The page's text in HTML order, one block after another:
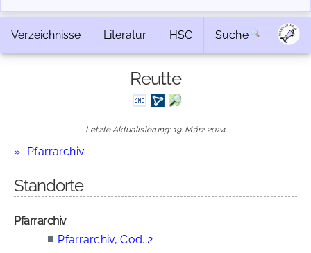
Verzeichnisse Literatur HSC Suche
Reutte
Letzte Aktualisierung: 19. März 2024
Pfarrarchiv
Standorte
Pfarrarchiv
■ Pfarrarchiv, Cod. 2